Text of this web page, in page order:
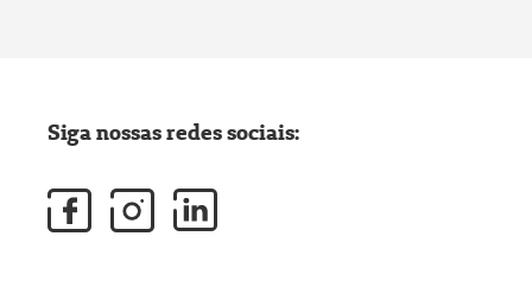
Siga nossas redes sociais: